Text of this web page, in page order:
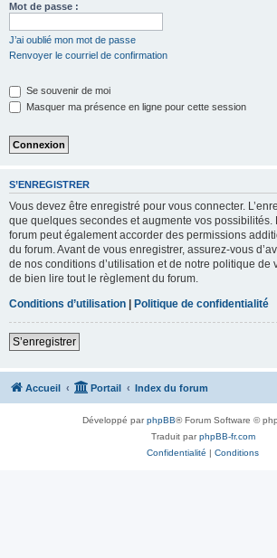
Mot de passe :
J’ai oublié mon mot de passe
Renvoyer le courriel de confirmation
Se souvenir de moi
Masquer ma présence en ligne pour cette session
S’ENREGISTRER
Vous devez être enregistré pour vous connecter.
que quelques secondes et augmente vos possibilités.
forum peut également accorder des permissions
du forum. Avant de vous enregistrer, assurez-vous
de nos conditions d’utilisation et de notre politique de
de bien lire tout le règlement du forum.
Conditions d’utilisation | Politique de confidentialité
S’enregistrer
Accueil Portail Index du forum
Développé parphpBB® Forum Software ©
Traduit parphpBB-fr.com
Confidentialité | Conditions